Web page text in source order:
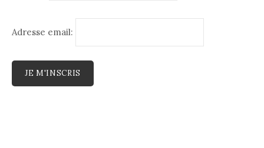
Adresse email: